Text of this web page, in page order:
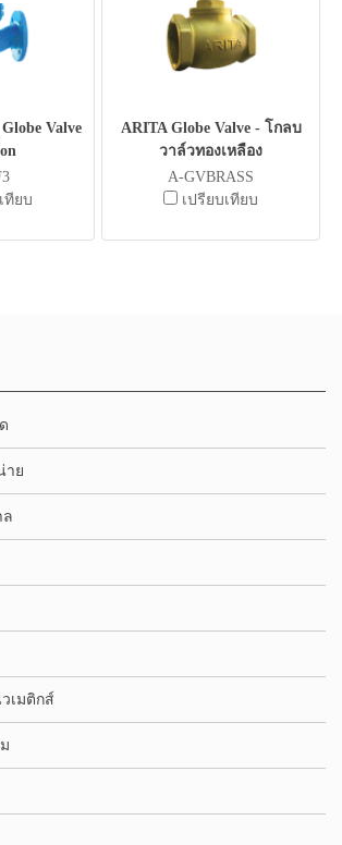
Valve
ทียบ
ARITA Globe Valve - โกลบ
วาล์วทองเหลือง
A-GVBRASS
เปรียบเทียบ
าย
ล
เมติกส์